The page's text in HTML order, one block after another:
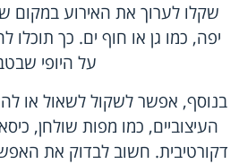
שקלו לערוך את האירוע במקום
יפה, כמו גן או חוף ים. כך תוכלו
על היופי
בנוסף, אפשר לשקול לשאול או
העיצוביים, כמו מפות שולחן,
דקורטיבית. חשוב לבדוק את